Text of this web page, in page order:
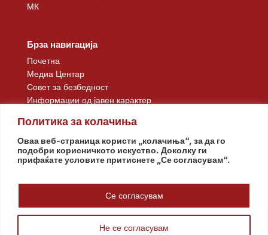
Политика за колачиња
Оваа веб-страница користи „колачиња“, за да го
подобри корисничкото искуство. Доколку ги
прифаќате условите притиснете „Се согласувам“.
Не се согласувам
Се согласувам
МК
Брза навигација
Почетна
Медиа Центар
Совет за безбедност
Информации од јавен карактер